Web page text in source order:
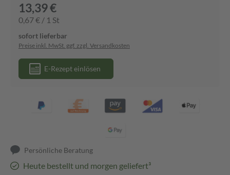
13,39 €
0,67 € / 1 St
sofort lieferbar
Preise inkl. MwSt. ggf. zzgl. Versandkosten
E-Rezept einlösen
Persönliche Beratung
Heute bestellt und morgen geliefert³